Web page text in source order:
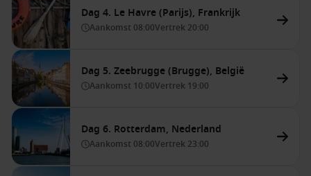
Dag 4. Le Havre (Parijs), Frankrijk
Aankomst 08:00Vertrek 20:00
Dag 5. Zeebrugge (Brugge), België
Aankomst 10:00Vertrek 19:00
Dag 6. Rotterdam, Nederland
Aankomst 08:00Vertrek 23:00